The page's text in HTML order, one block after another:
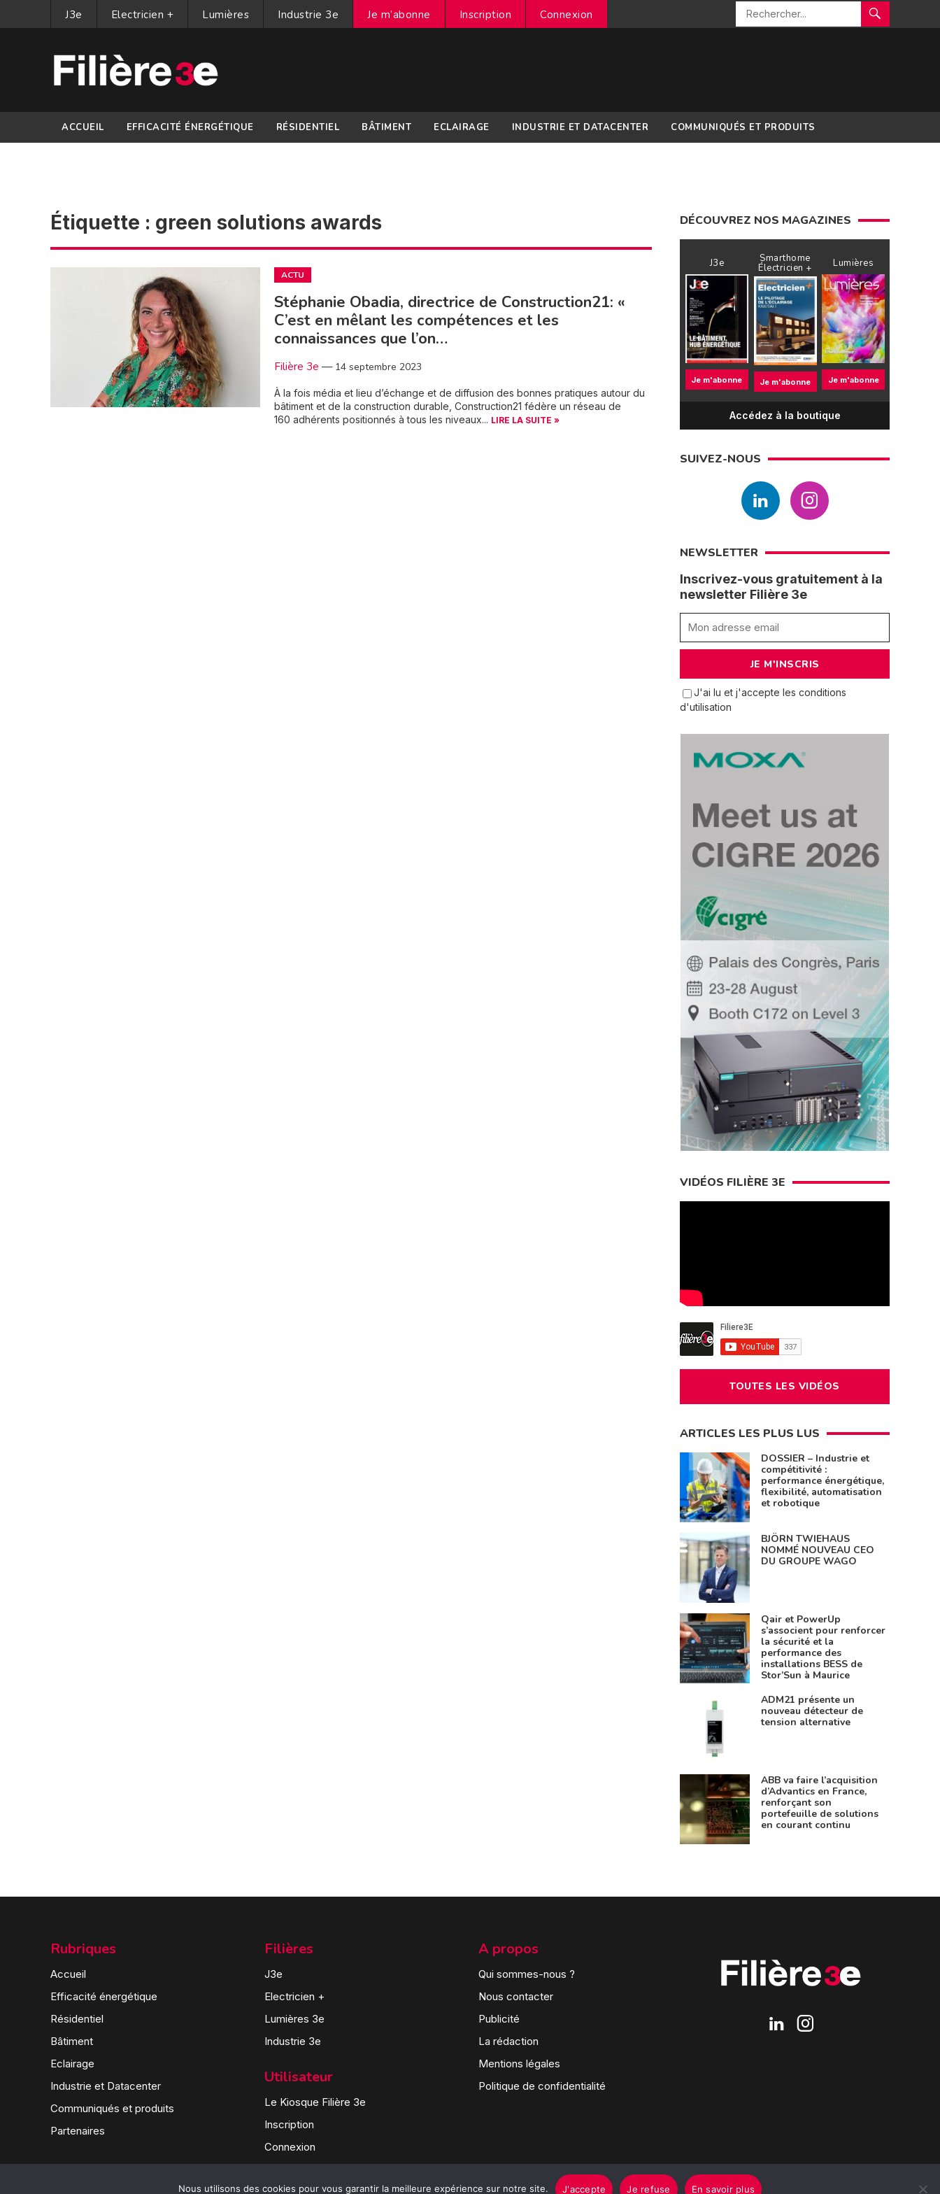
J3e Electricien + Lumières Industrie 3e Je m’abonne Inscription Connexion
ACCUEIL EFFICACITÉ ÉNERGÉTIQUE RÉSIDENTIEL BÂTIMENT ECLAIRAGE INDUSTRIE ET DATACENTER COMMUNIQUÉS ET PRODUITS
Étiquette : green solutions awards
ACTU
Stéphanie Obadia, directrice de Construction21: «
C’est en mêlant les compétences et les
connaissances que l’on…
Filière 3e — 14 septembre 2023
À la fois média et lieu d’échange et de diffusion des bonnes pratiques autour du
bâtiment et de la construction durable, Construction21 fédère un réseau de
160 adhérents positionnés à tous les niveaux... LIRE LA SUITE »
DÉCOUVREZ NOS MAGAZINES
J3e
Je m'abonne
Smarthome
Électricien +
Je m'abonne
Lumières
Je m'abonne
Accédez à la boutique
SUIVEZ-NOUS
NEWSLETTER
Inscrivez-vous gratuitement à la
newsletter Filière 3e
J'ai lu et j'accepte les conditions
d'utilisation
VIDÉOS FILIÈRE 3E
TOUTES LES VIDÉOS
ARTICLES LES PLUS LUS
DOSSIER – Industrie et
compétitivité :
performance énergétique,
flexibilité, automatisation
et robotique
BJÖRN TWIEHAUS
NOMMÉ NOUVEAU CEO
DU GROUPE WAGO
Qair et PowerUp
s’associent pour renforcer
la sécurité et la
performance des
installations BESS de
Stor’Sun à Maurice
ADM21 présente un
nouveau détecteur de
tension alternative
ABB va faire l’acquisition
d’Advantics en France,
renforçant son
portefeuille de solutions
en courant continu
Rubriques
Accueil
Efficacité énergétique
Résidentiel
Bâtiment
Eclairage
Industrie et Datacenter
Communiqués et produits
Partenaires
Filières
J3e
Electricien +
Lumières 3e
Industrie 3e
Utilisateur
Le Kiosque Filière 3e
Inscription
Connexion
A propos
Qui sommes-nous ?
Nous contacter
Publicité
La rédaction
Mentions légales
Politique de confidentialité
Nous utilisons des cookies pour vous garantir la meilleure expérience sur notre site. J'accepte Je refuse En savoir plus